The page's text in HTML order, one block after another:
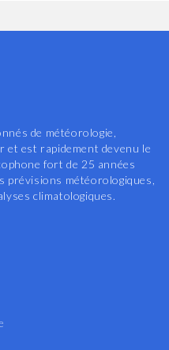
de météorologie,
et est rapidement devenu le
fort de 25 années
prévisions météorologiques,
climatologiques.